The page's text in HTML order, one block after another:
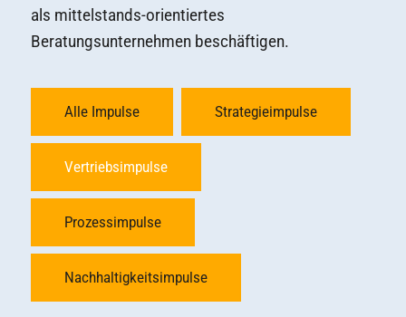
als mittelstands-orientiertes
Beratungsunternehmen beschäftigen.
Alle Impulse Strategieimpulse
Vertriebsimpulse
Prozessimpulse
Nachhaltigkeitsimpulse